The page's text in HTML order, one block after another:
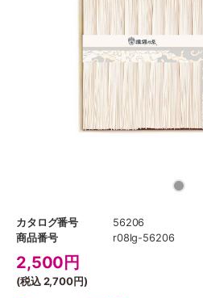
カタログ番号
56206
商品番号
r08lg-56206
2,500 円
(税込2,700円)